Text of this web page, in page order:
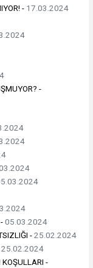
- 17.03.2024
-
05.03.2024
-25.02.2024
25.02.2024
-